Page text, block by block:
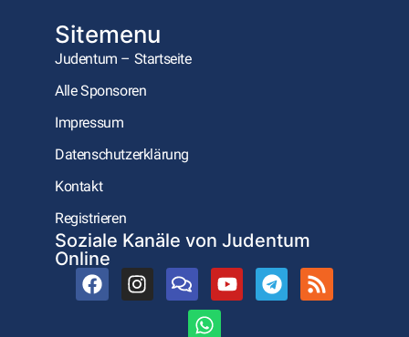
Sitemenu
Judentum – Startseite
Alle Sponsoren
Impressum
Datenschutzerklärung
Kontakt
Registrieren
Soziale Kanäle von Judentum
Online